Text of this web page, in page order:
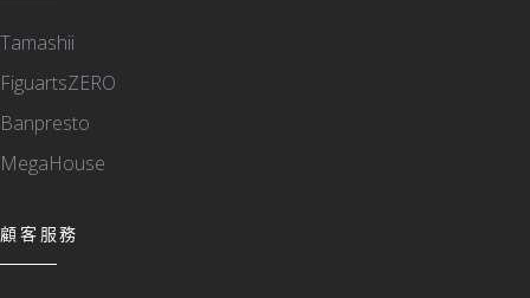
Tamashii
FiguartsZERO
Banpresto
MegaHouse
顧客服務